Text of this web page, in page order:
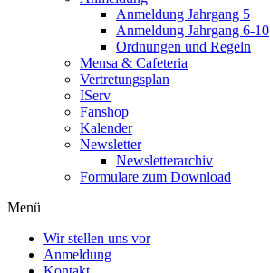
Anmeldung Jahrgang 5
Anmeldung Jahrgang 6-10
Ordnungen und Regeln
Mensa & Cafeteria
Vertretungsplan
IServ
Fanshop
Kalender
Newsletter
Newsletterarchiv
Formulare zum Download
Menü
Wir stellen uns vor
Anmeldung